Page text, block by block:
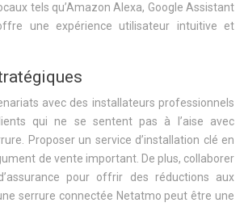
tels qu’Amazon Alexa, Google Assistant
une expérience utilisateur intuitive et
avec des installateurs professionnels
qui ne se sentent pas à l’aise avec
Proposer un service d’installation clé en
de vente important. De plus, collaborer
pour offrir des réductions aux
serrure connectée Netatmo peut être une